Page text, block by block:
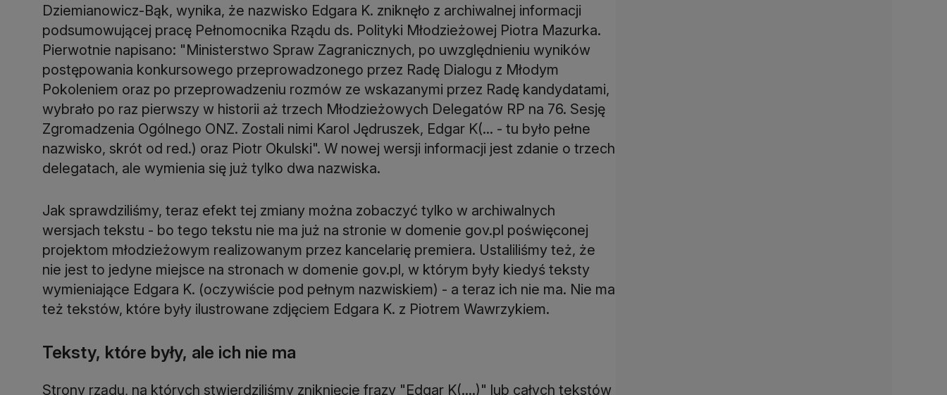
Dziemianowicz-Bąk, wynika, że nazwisko Edgara K. zniknęło z archiwalnej informacji
podsumowującej pracę Pełnomocnika Rządu ds. Polityki Młodzieżowej Piotra Mazurka.
Pierwotnie napisano: "Ministerstwo Spraw Zagranicznych, po uwzględnieniu wyników
postępowania konkursowego przeprowadzonego przez Radę Dialogu z Młodym
Pokoleniem oraz po przeprowadzeniu rozmów ze wskazanymi przez Radę kandydatami,
wybrało po raz pierwszy w historii aż trzech Młodzieżowych Delegatów RP na 76. Sesję
Zgromadzenia Ogólnego ONZ. Zostali nimi Karol Jędruszek, Edgar K(... - tu było pełne
nazwisko, skrót od red.) oraz Piotr Okulski". W nowej wersji informacji jest zdanie o trzech
delegatach, ale wymienia się już tylko dwa nazwiska.
Jak sprawdziliśmy, teraz efekt tej zmiany można zobaczyć tylko w archiwalnych
wersjach tekstu - bo tego tekstu nie ma już na stronie w domenie gov.pl poświęconej
projektom młodzieżowym realizowanym przez kancelarię premiera. Ustaliliśmy też, że
nie jest to jedyne miejsce na stronach w domenie gov.pl, w którym były kiedyś teksty
wymieniające Edgara K. (oczywiście pod pełnym nazwiskiem) - a teraz ich nie ma. Nie ma
też tekstów, które były ilustrowane zdjęciem Edgara K. z Piotrem Wawrzykiem.
Teksty, które były, ale ich nie ma
Strony rządu, na których stwierdziliśmy zniknięcie frazy "Edgar K(....)" lub całych tekstów